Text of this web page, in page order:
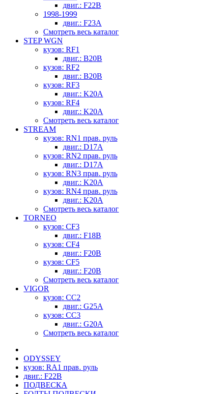
двиг.: F22B
1998-1999
двиг.: F23A
Смотреть весь каталог
STEP WGN
кузов: RF1
двиг.: B20B
кузов: RF2
двиг.: B20B
кузов: RF3
двиг.: K20A
кузов: RF4
двиг.: K20A
Смотреть весь каталог
STREAM
кузов: RN1 прав. руль
двиг.: D17A
кузов: RN2 прав. руль
двиг.: D17A
кузов: RN3 прав. руль
двиг.: K20A
кузов: RN4 прав. руль
двиг.: K20A
Смотреть весь каталог
TORNEO
кузов: CF3
двиг.: F18B
кузов: CF4
двиг.: F20B
кузов: CF5
двиг.: F20B
Смотреть весь каталог
VIGOR
кузов: CC2
двиг.: G25A
кузов: CC3
двиг.: G20A
Смотреть весь каталог
ODYSSEY
кузов: RA1 прав. руль
двиг.: F22B
ПОДВЕСКА